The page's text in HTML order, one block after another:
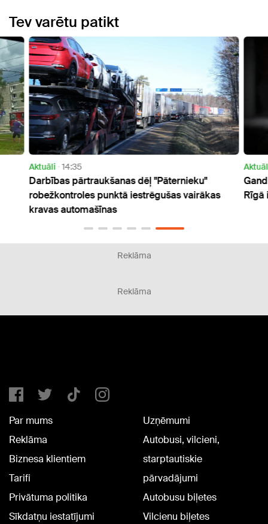
Tev varētu patikt
Aktuāli 14:35
Darbības pārtraukšanas dēļ "Pāternieku"
robežkontroles punktā iestrēgušas vairākas
kravas automašīnas
Rīgā
Reklāma
Reklāma
Par mums
Reklāma
Biznesa klientiem
Tarifi
Privātuma politika
Sīkdatņu iestatījumi
Uzņēmumi
Autobusi, vilcieni,
starptautiskie
pārvadājumi
Autobusu biļetes
Vilcienu biļetes